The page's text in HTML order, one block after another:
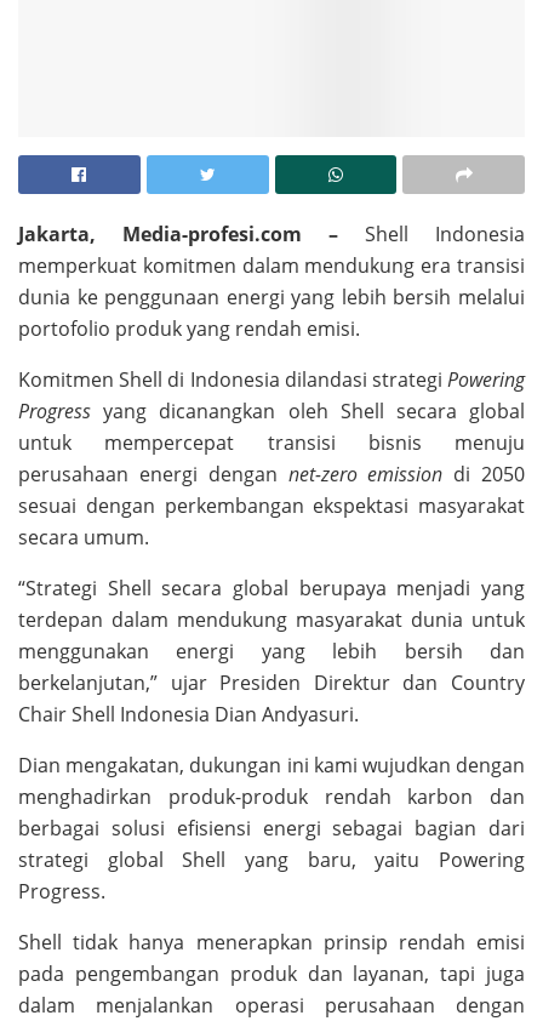
Jakarta, Media-profesi.com – Shell Indonesia
memperkuat komitmen dalam mendukung era transisi
dunia ke penggunaan energi yang lebih bersih melalui
portofolio produk yang rendah emisi.
Komitmen Shell di Indonesia dilandasi strategi Powering
Progressyang dicanangkan oleh Shell secara global
untuk mempercepat transisi bisnis menuju
perusahaan energi dengan net-zero emission di 2050
sesuai dengan perkembangan ekspektasi masyarakat
secara umum.
“Strategi Shell secara global berupaya menjadi yang
terdepan dalam mendukung masyarakat dunia untuk
menggunakan energi yang lebih bersih dan
berkelanjutan,” ujar Presiden Direktur dan Country
Chair Shell Indonesia Dian Andyasuri.
Dian mengakatan, dukungan ini kami wujudkan dengan
menghadirkan produk-produk rendah karbon dan
berbagai solusi efisiensi energi sebagai bagian dari
strategi global Shell yang baru, yaitu Powering
Progress.
Shell tidak hanya menerapkan prinsip rendah emisi
pada pengembangan produk dan layanan, tapi juga
dalam menjalankan operasi perusahaan dengan